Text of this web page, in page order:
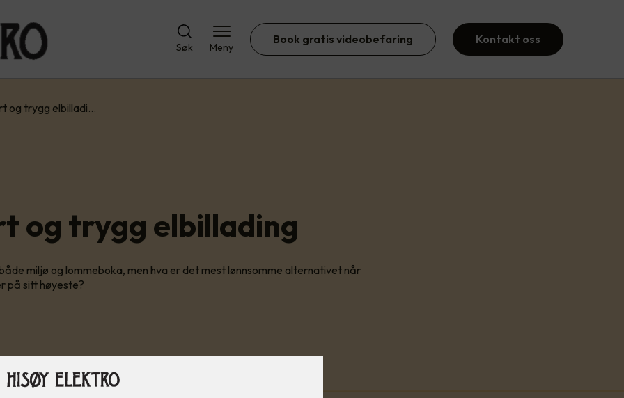
Søk Meny
Book gratis videobefaring Kontakt oss
og trygg elbilladi…
og trygg elbillading
miljø og lommeboka, men hva er det mest lønnsomme alternativet når
på sitt høyeste?